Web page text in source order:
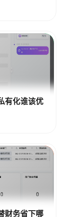
有化谁该优
财务省下哪